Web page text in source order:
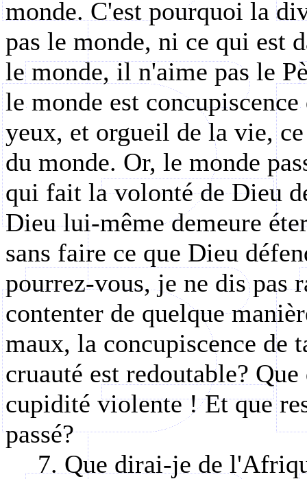
monde. C'est pourquoi la
pas le monde, ni ce qui est
le monde, il n'aime pas le
le monde est
yeux, et orgueil de la vie,
du monde. Or, le monde
qui fait la volonté de Dieu
Dieu lui-même demeure
sans faire ce que Dieu
pourrez-vous, je ne dis pas
contenter de quelque
maux, la concupiscence de
cruauté est redoutable?
cupidité violente ! Et que
passé?
7. Que dirai-je de